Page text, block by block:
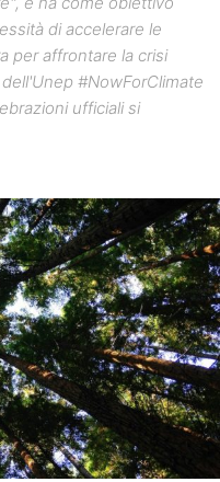
di accelerare le
per affrontare la crisi
#NowForClimate
ufficiali si